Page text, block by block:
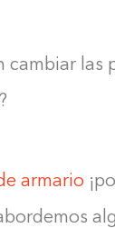
cambiar
armario